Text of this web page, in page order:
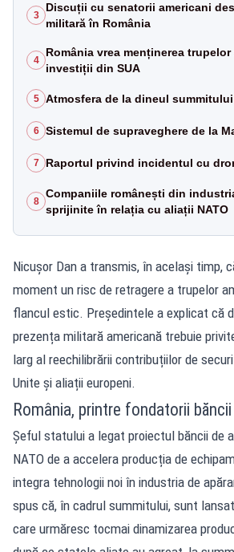
3
Discuții cu senatorii americani
militară în România
4
România vrea menținerea trupelor
investiții din SUA
5 Atmosfera de la dineul summitului
6 Sistemul de supraveghere de la
7 Raportul privind incidentul cu
8
Companiile românești din
sprijinite în relația cu aliații NATO
Nicușor Dan a transmis, în același timp,
moment un risc de retragere a trupelor
flancul estic. Președintele a explicat că
prezența militară americană trebuie
larg al reechilibrării contribuțiilor de
Unite și aliații europeni.
România, printre fondatorii
Șeful statului a legat proiectul băncii de
NATO de a accelera producția de
integra tehnologii noi în industria de
spus că, în cadrul summitului, sunt
care urmăresc tocmai dinamizarea